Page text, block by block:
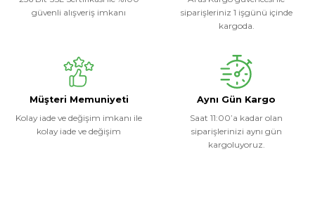
güvenli alışveriş imkanı
siparişleriniz 1 işgünü içinde
kargoda.
Müşteri Memuniyeti
Kolay iade ve değişim imkanı ile
kolay iade ve değişim
Aynı Gün Kargo
Saat 11:00’a kadar olan
siparişlerinizi aynı gün
kargoluyoruz.